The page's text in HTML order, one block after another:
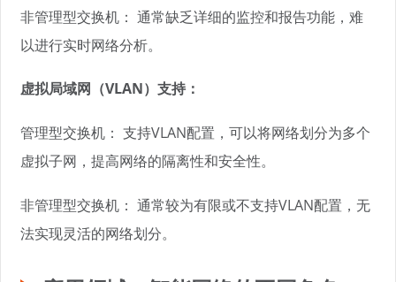
非管理型交换机： 通常缺乏详细的监控和报告功能，难
以进行实时网络分析。
虚拟局域网（VLAN）支持：
管理型交换机： 支持VLAN配置，可以将网络划分为多个
虚拟子网，提高网络的隔离性和安全性。
非管理型交换机： 通常较为有限或不支持VLAN配置，无
法实现灵活的网络划分。